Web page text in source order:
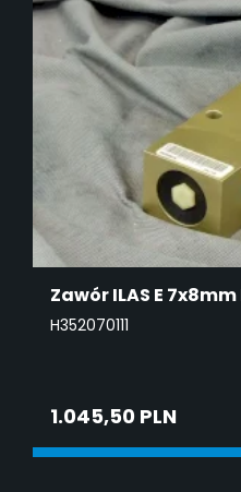
Zawór ILAS E
H352070111
1.045,50 PLN